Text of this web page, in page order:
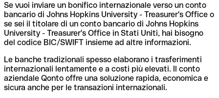
Se vuoi inviare un bonifico internazionale verso un conto
bancario di Johns Hopkins University - Treasurer's Office o
se sei il titolare di un conto bancario di Johns Hopkins
University - Treasurer's Office in Stati Uniti, hai bisogno
del codice BIC/SWIFT insieme ad altre informazioni.
Le banche tradizionali spesso elaborano i trasferimenti
internazionali lentamente e a costi più elevati. Il conto
aziendale Qonto offre una soluzione rapida, economica e
sicura anche per le transazioni internazionali.